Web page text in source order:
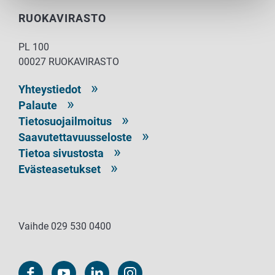
RUOKAVIRASTO
PL 100
00027 RUOKAVIRASTO
Yhteystiedot
Palaute
Tietosuojailmoitus
Saavutettavuusseloste
Tietoa sivustosta
Evästeasetukset
Vaihde 029 530 0400